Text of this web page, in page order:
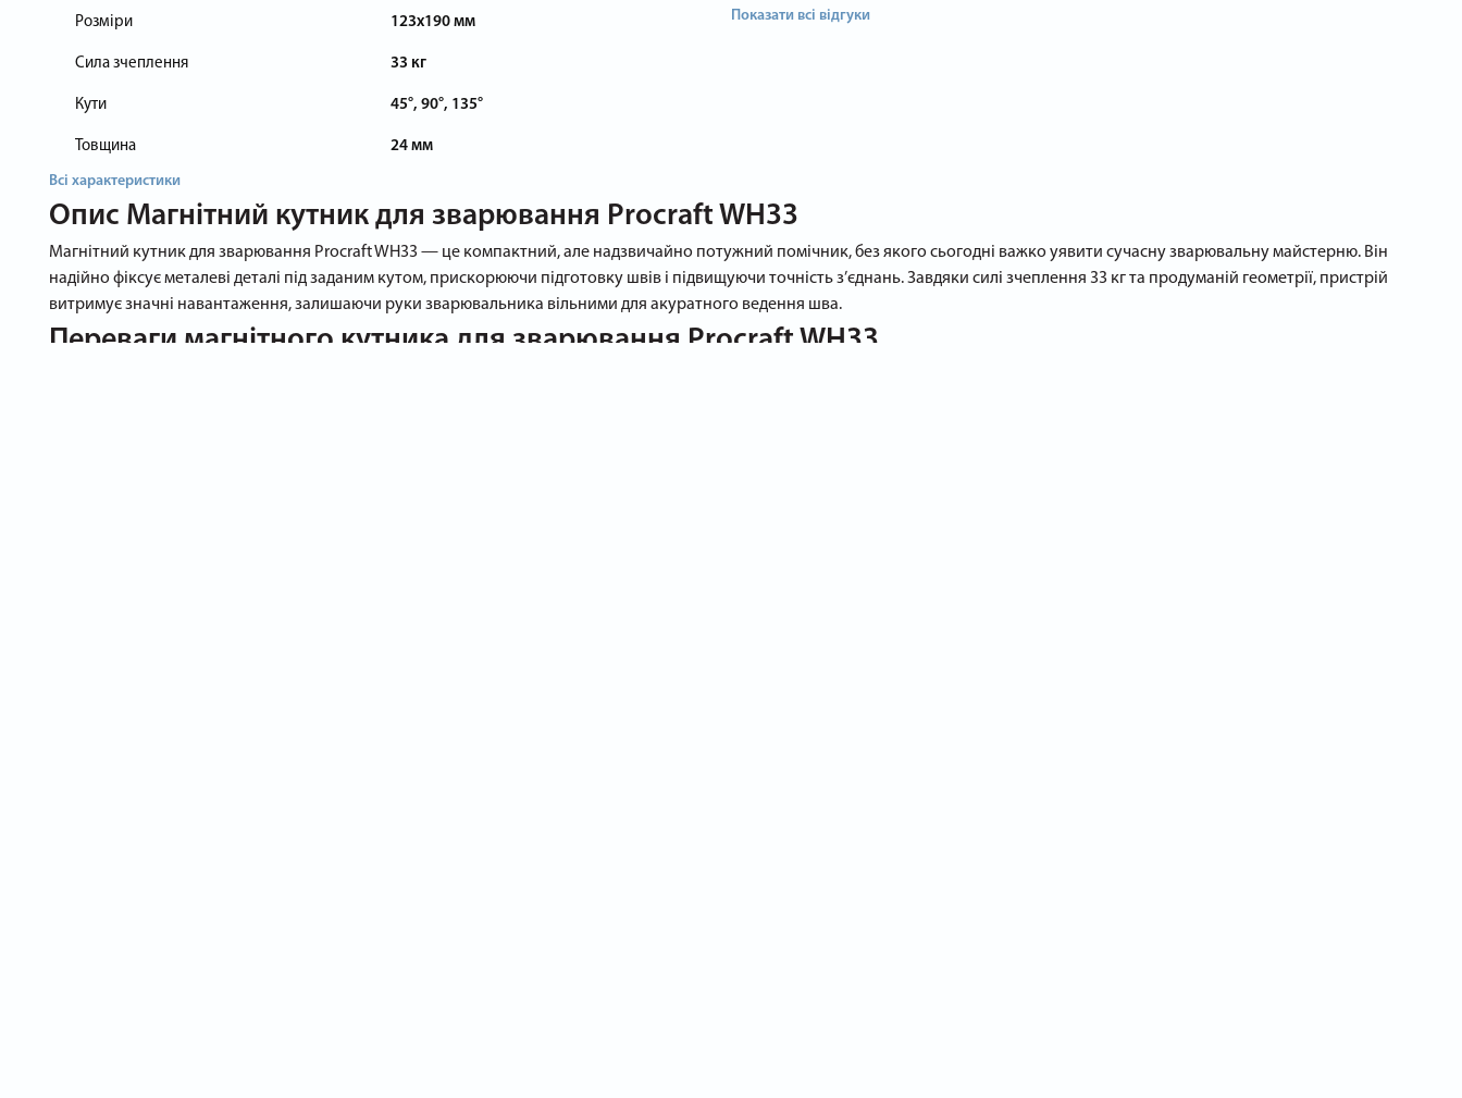
Розміри 123x190 мм
Сила зчеплення 33 кг
Кути 45°, 90°, 135°
Товщина 24 мм
Всі характеристики
Показати всі відгуки
Опис Магнітний кутник для зварювання Procraft WH33
Магнітний кутник для зварювання Procraft WH33 — це компактний, але надзвичайно потужний помічник, без якого сьогодні важко уявити сучасну зварювальну майстерню. Він
надійно фіксує металеві деталі під заданим кутом, прискорюючи підготовку швів і підвищуючи точність з’єднань. Завдяки силі зчеплення 33 кг та продуманій геометрії, пристрій
витримує значні навантаження, залишаючи руки зварювальника вільними для акуратного ведення шва.
Переваги магнітного кутника для зварювання Procraft WH33